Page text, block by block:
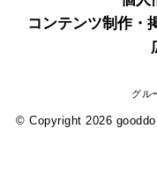
コンテンツ制作・
グル
© Copyright 2026